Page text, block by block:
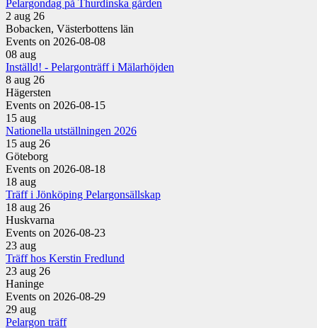
Pelargondag på Thurdinska gården
2 aug 26
Bobacken, Västerbottens län
Events on 2026-08-08
08 aug
Inställd! - Pelargonträff i Mälarhöjden
8 aug 26
Hägersten
Events on 2026-08-15
15 aug
Nationella utställningen 2026
15 aug 26
Göteborg
Events on 2026-08-18
18 aug
Träff i Jönköping Pelargonsällskap
18 aug 26
Huskvarna
Events on 2026-08-23
23 aug
Träff hos Kerstin Fredlund
23 aug 26
Haninge
Events on 2026-08-29
29 aug
Pelargon träff